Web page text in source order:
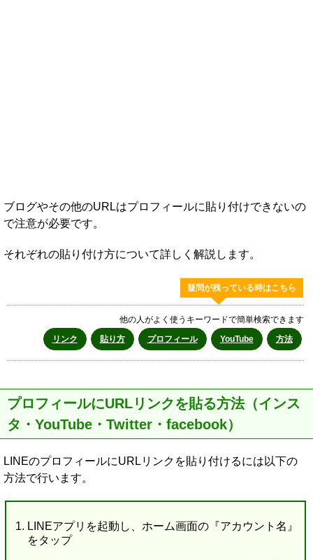
ブログやその他のURLはプロフィールに貼り付けできないの
で注意が必要です。
それぞれの貼り付け方について詳しく解説します。
疑問が残っている時はこちら
他の人がよく使うキーワードで簡単検索できます
リンク
貼り方 プロフィール YouTube 方法
プロフィールにURLリンクを貼る方法（インス
タ・YouTube・Twitter・facebook）
LINEのプロフィールにURLリンクを貼り付けるには以下の
方法で行います。
LINEアプリを起動し、ホーム画面の『アカウント名』
をタップ